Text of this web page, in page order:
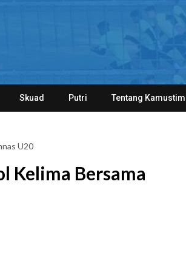
Skuad Putri Tentang
U20
Kelima Bersama